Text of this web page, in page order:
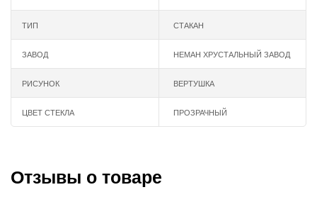
ТИП СТАКАН
ЗАВОД НЕМАН ХРУСТАЛЬНЫЙ ЗАВОД
РИСУНОК ВЕРТУШКА
ЦВЕТ СТЕКЛА ПРОЗРАЧНЫЙ
Отзывы о товаре